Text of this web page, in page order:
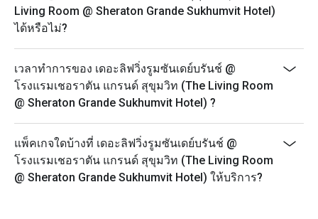
หากคุณมีข้อจำกัดทางอาหาร อาการแพ้อาหาร หรือ
คำขอพิเศษ
เวลา 14.00-16.00 น.
ราคาเริ่มต้น 1,200++ บาท ต่อท่าน
- กรุณาจองล่วงหน้าอย่างน้อย 45 นาที ชุดน้ำชายามบ่าย
เนื่องจากอาหารบางรายการไม่สามารถจัดเตรียมล่วง
หน้าได้ เราขอขอบคุณลูกค้าที่เข้าใจ
- ในกรณีที่มีการจองเข้ามาแบบกะทันหัน โปรดทราบว่า
Living Room @ Sheraton Grande Sukhumvit Hotel)
ได้หรือไม่?
เวลาทำการของ เดอะลิฟวิ่งรูมซันเดย์บรันช์ @
โรงแรมเชอราตัน แกรนด์ สุขุมวิท (The Living Room
@ Sheraton Grande Sukhumvit Hotel) ?
แพ็คเกจใดบ้างที่ เดอะลิฟวิ่งรูมซันเดย์บรันช์ @
โรงแรมเชอราตัน แกรนด์ สุขุมวิท (The Living Room
@ Sheraton Grande Sukhumvit Hotel) ให้บริการ?